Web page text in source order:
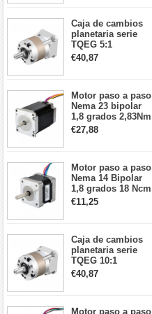
Robot CNC DIY
Caja de cambios
planetaria serie
TQEG 5:1
contragolpe 15
arcmin para motor
€40,87
Motor paso a paso
Nema 23 bipolar
1,8 grados 2,83Nm
4A 2,26 V
57x57x84mm 8
€27,88
Motor paso a paso
Nema 14 Bipolar
1,8 grados 18 Ncm
0,8 A 5,74 V 35 x
35 x 34 mm 4
€11,25
Caja de cambios
planetaria serie
TQEG 10:1
contragolpe 15
arcmin para motor
€40,87
Motor paso a paso